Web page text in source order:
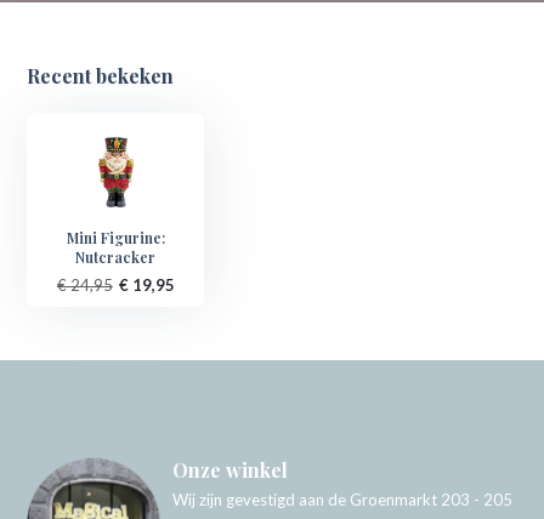
Recent bekeken
Mini Figurine:
Nutcracker
€ 24,95 € 19,95
Onze winkel
Wij zijn gevestigd aan de Groenmarkt 203 - 205